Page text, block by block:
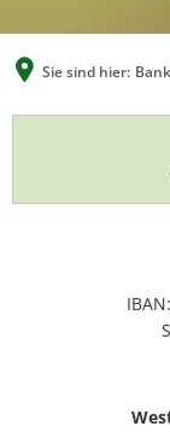
Sie sind hier: